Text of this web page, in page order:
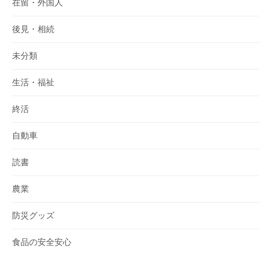
在留・外国人
後見・相続
未分類
生活・福祉
終活
自動車
読書
農業
防災グッズ
食品の安全安心